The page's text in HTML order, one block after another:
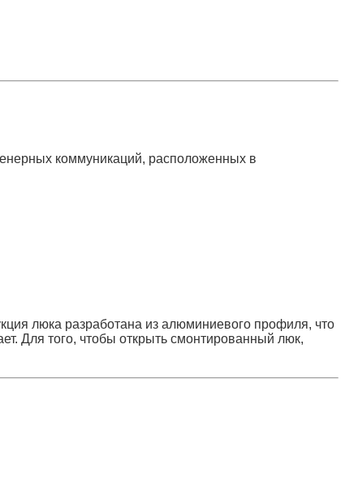
коммуникаций, расположенных в
люка разработана из алюминиевого профиля, что
Для того, чтобы открыть смонтированный люк,